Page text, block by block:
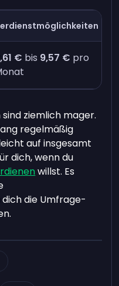
€ bis 9,57 € pro
ziemlich mager.
regelmäßig
auf insgesamt
dich, wenn du
willst. Es
die Umfrage-